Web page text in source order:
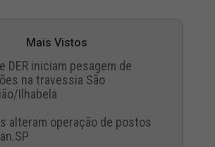
Mais Vistos
DER iniciam pesagem de
na travessia São
Ilhabela
alteram operação de postos